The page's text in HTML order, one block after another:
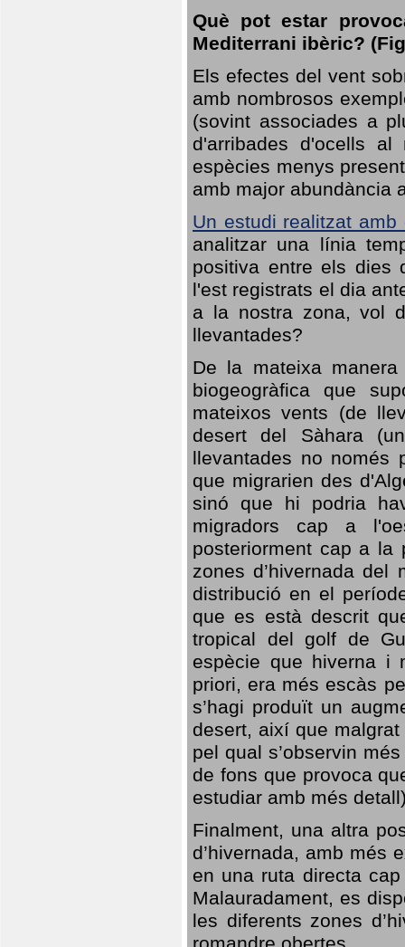
Què pot estar
Mediterrani ibèric?
Els efectes del vent
amb nombrosos
(sovint associades a
d'arribades d'ocells
espècies menys
amb major abundància
Un estudi realitzat amb
analitzar una línia
positiva entre els dies
l'est registrats el dia
a la nostra zona, vol
llevantades?
De la mateixa
biogeogràfica que
mateixos vents (de
desert del Sàhara
llevantades no només
que migrarien des
sinó que hi podria
migradors cap a
posteriorment cap a la
zones d’hivernada
distribució en el
que es està descrit
tropical del golf de
espècie que hiverna i
priori, era més escàs
s’hagi produït un
desert, així que
pel qual s’observin
de fons que provoca
estudiar amb més
Finalment, una altra
d’hivernada, amb més
en una ruta directa
Malauradament, es
les diferents zones